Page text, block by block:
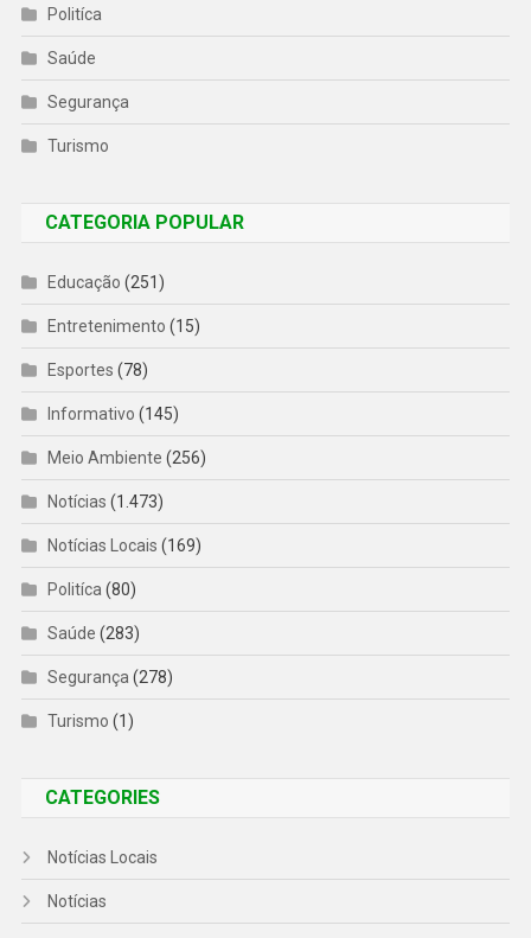
Politíca
Saúde
Segurança
Turismo
CATEGORIA POPULAR
Educação (251)
Entretenimento (15)
Esportes (78)
Informativo (145)
Meio Ambiente (256)
Notícias (1.473)
Notícias Locais (169)
Politíca (80)
Saúde (283)
Segurança (278)
Turismo (1)
CATEGORIES
Notícias Locais
Notícias